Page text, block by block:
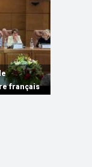
de
français
France |